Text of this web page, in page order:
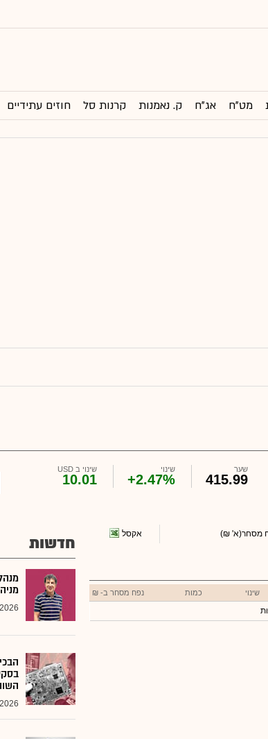
מט"ח אג"ח ק. נאמנות קרנות סל חוזים עתידיים
שער
415.99
שינוי
+2.47%
שינוי ב USD
10.01
מסחר(א' ₪) אקסל
שינוי כמות נפח מסחר ב- ₪
חדשות